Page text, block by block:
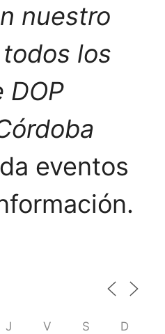
nuestro
los
DOP
eventos
J V S D